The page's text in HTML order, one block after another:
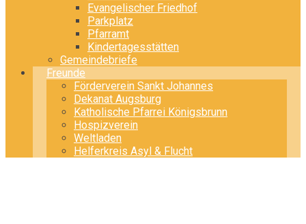
Evangelischer Friedhof
Parkplatz
Pfarramt
Kindertagesstätten
Gemeindebriefe
Freunde
Förderverein Sankt Johannes
Dekanat Augsburg
Katholische Pfarrei Königsbrunn
Hospizverein
Weltladen
Helferkreis Asyl & Flucht